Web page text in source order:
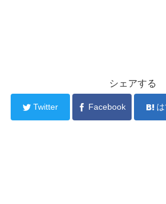
シェアする
Twitter Facebook